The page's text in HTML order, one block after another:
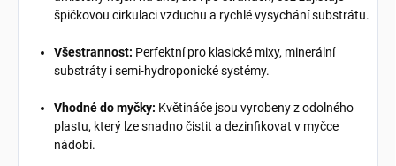
špičkovou cirkulaci vzduchu a rychlé vysychání substrátu.
Všestrannost: Perfektní pro klasické mixy, minerální
substráty i semi-hydroponické systémy.
Vhodné do myčky: Květináče jsou vyrobeny z odolného
plastu, který lze snadno čistit a dezinfikovat v myčce
nádobí.